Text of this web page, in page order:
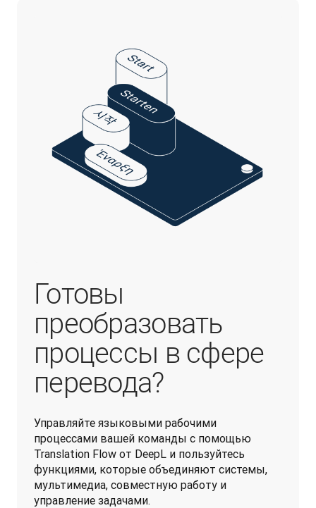
Готовы
преобразовать
процессы в сфере
перевода?
Управляйте языковыми рабочими
процессами вашей команды с помощью
Translation Flow от DeepL и пользуйтесь
функциями, которые объединяют системы,
мультимедиа, совместную работу и
управление задачами.